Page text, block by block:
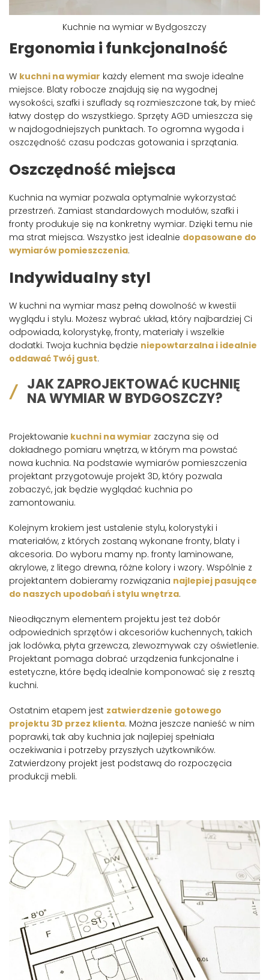
Kuchnie na wymiar w Bydgoszczy
Ergonomia i funkcjonalność
W kuchni na wymiar każdy element ma swoje idealne
miejsce. Blaty robocze znajdują się na wygodnej
wysokości, szafki i szuflady są rozmieszczone tak, by mieć
łatwy dostęp do wszystkiego. Sprzęty AGD umieszcza się
w najdogodniejszych punktach. To ogromna wygoda i
oszczędność czasu podczas gotowania i sprzątania.
Oszczędność miejsca
Kuchnia na wymiar pozwala optymalnie wykorzystać
przestrzeń. Zamiast standardowych modułów, szafki i
fronty produkuje się na konkretny wymiar. Dzięki temu nie
ma strat miejsca. Wszystko jest idealnie dopasowane do
wymiarów pomieszczenia.
Indywidualny styl
W kuchni na wymiar masz pełną dowolność w kwestii
wyglądu i stylu. Możesz wybrać układ, który najbardziej Ci
odpowiada, kolorystykę, fronty, materiały i wszelkie
dodatki. Twoja kuchnia będzie niepowtarzalna i idealnie
oddawać Twój gust.
JAK ZAPROJEKTOWAĆ KUCHNIĘ
NA WYMIAR W BYDGOSZCZY?
Projektowanie kuchni na wymiar zaczyna się od
dokładnego pomiaru wnętrza, w którym ma powstać
nowa kuchnia. Na podstawie wymiarów pomieszczenia
projektant przygotowuje projekt 3D, który pozwala
zobaczyć, jak będzie wyglądać kuchnia po
zamontowaniu.
Kolejnym krokiem jest ustalenie stylu, kolorystyki i
materiałów, z których zostaną wykonane fronty, blaty i
akcesoria. Do wyboru mamy np. fronty laminowane,
akrylowe, z litego drewna, różne kolory i wzory. Wspólnie z
projektantem dobieramy rozwiązania najlepiej pasujące
do naszych upodobań i stylu wnętrza.
Nieodłącznym elementem projektu jest też dobór
odpowiednich sprzętów i akcesoriów kuchennych, takich
jak lodówka, płyta grzewcza, zlewozmywak czy oświetlenie.
Projektant pomaga dobrać urządzenia funkcjonalne i
estetyczne, które będą idealnie komponować się z resztą
kuchni.
Ostatnim etapem jest zatwierdzenie gotowego
projektu 3D przez klienta. Można jeszcze nanieść w nim
poprawki, tak aby kuchnia jak najlepiej spełniała
oczekiwania i potrzeby przyszłych użytkowników.
Zatwierdzony projekt jest podstawą do rozpoczęcia
produkcji mebli.